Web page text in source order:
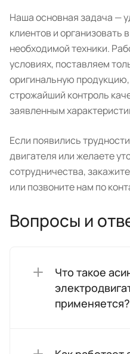
Наша основная задача —
клиентов и организовать
необходимой техники.
условиях, поставляем
оригинальную
строжайший контроль
заявленным
Если появились
двигателя или желаете
сотрудничества,
или позвоните нам по
Вопросы и
Что такое
применяется?